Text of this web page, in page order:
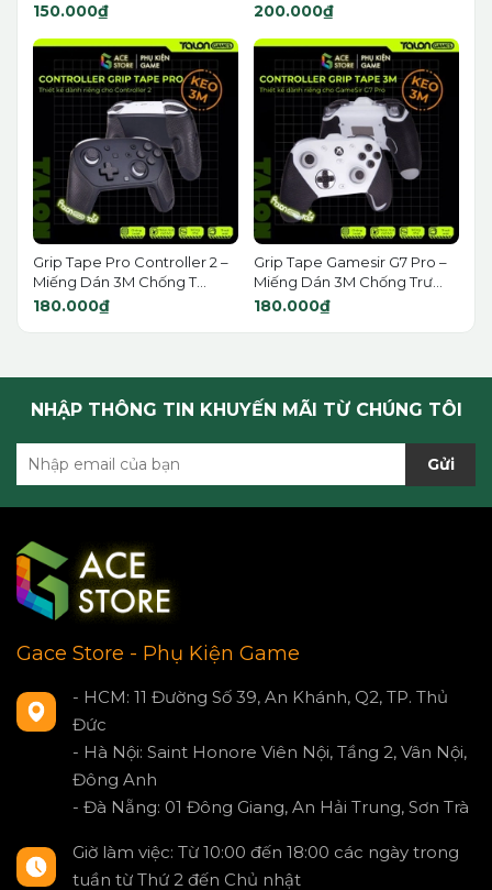
150.000₫ 200.000₫
Grip Tape Pro Controller 2 –
Miếng Dán 3M Chống T...
180.000₫
Grip Tape Gamesir G7 Pro –
Miếng Dán 3M Chống Trư...
180.000₫
NHẬP THÔNG TIN KHUYẾN MÃI TỪ CHÚNG TÔI
Gửi
Gace Store - Phụ Kiện Game
- HCM: 11 Đường Số 39, An Khánh, Q2, TP. Thủ
Đức
- Hà Nội: Saint Honore Viên Nội, Tầng 2, Vân Nội,
Đông Anh
- Đà Nẵng: 01 Đông Giang, An Hải Trung, Sơn Trà
Giờ làm việc: Từ 10:00 đến 18:00 các ngày trong
tuần từ Thứ 2 đến Chủ nhật